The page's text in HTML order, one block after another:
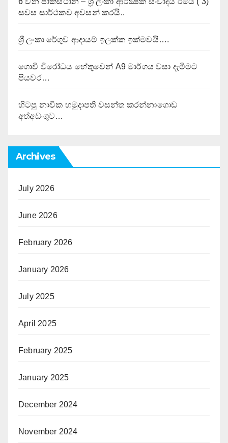
සවස සාර්ථකව අවසන් කරයි..
ශ්‍රී ලංකා රේගුව ආදායම් ඉලක්ක ඉක්මවයි….
ගොවි විරෝධය හේතුවෙන් A9 මාර්ගය වසා දැමිමට
පියවර…
හිටපු නාවික හමුදාපති වසන්ත කරන්නාගොඩ
අත්අඩංගුව…
Archives
July 2026
June 2026
February 2026
January 2026
July 2025
April 2025
February 2025
January 2025
December 2024
November 2024